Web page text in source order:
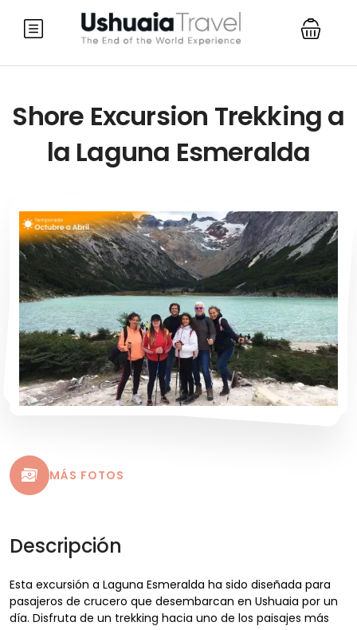
Shore Excursion Trekking a
la Laguna Esmeralda
MÁS FOTOS
Descripción
Esta excursión a Laguna Esmeralda ha sido diseñada para
pasajeros de crucero que desembarcan en Ushuaia por un
día. Disfruta de un trekking hacia uno de los paisajes más